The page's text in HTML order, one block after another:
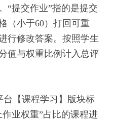
“提交作业”指的是提交
（小于60）打回可重
行修改答案。按照学生
值与权重比例计入总评
台【课程学习】版块标
业权重”占比的课程进